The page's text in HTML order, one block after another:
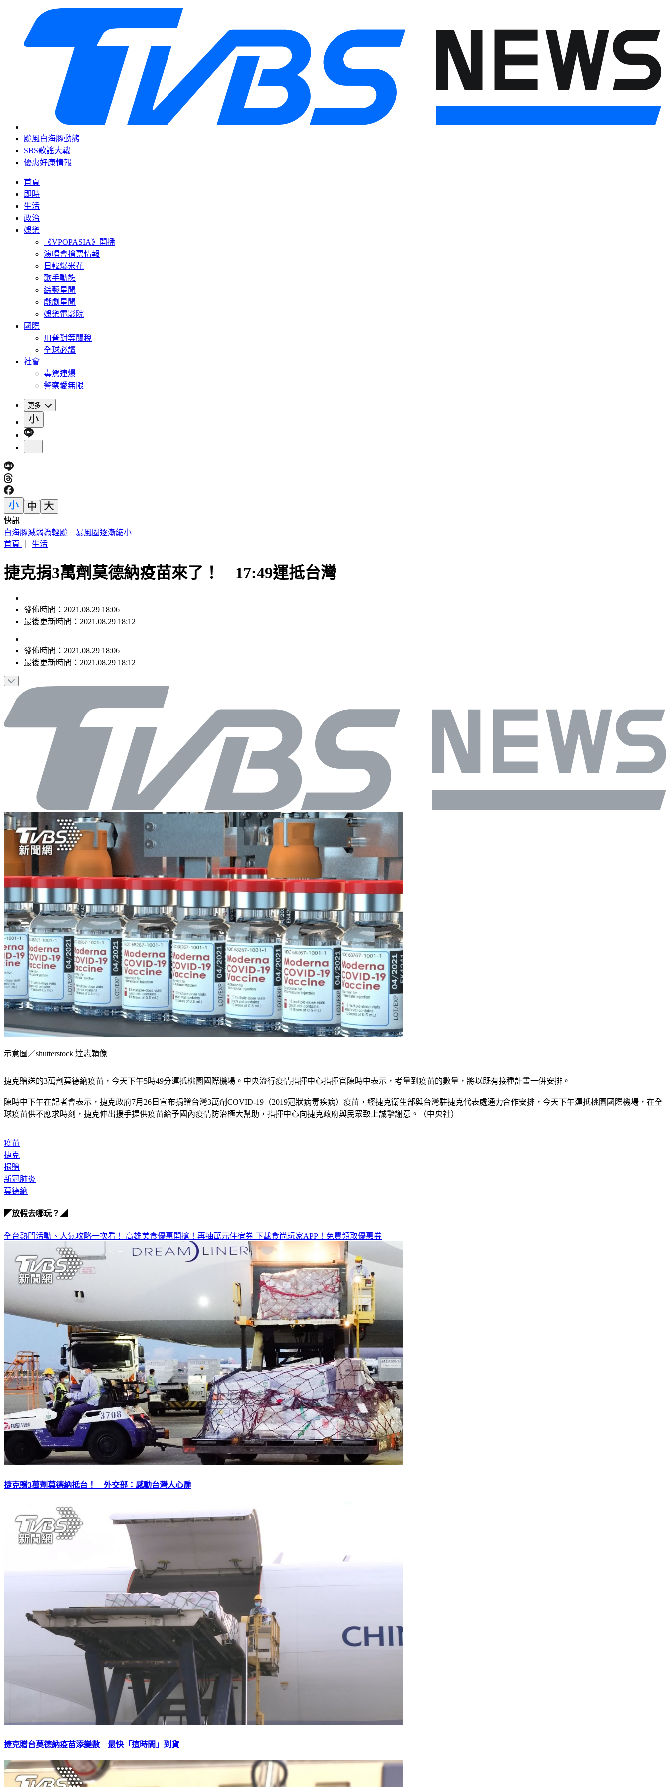
颱風白海豚動態
SBS歌謠大戰
優惠好康情報
首頁
即時
生活
政治
娛樂
《VPOPASIA》開播
演唱會搶票情報
日韓爆米花
歌手動態
綜藝星聞
戲劇星聞
娛樂電影院
國際
川普對等關稅
全球必讀
社會
毒駕連爆
警察愛無限
更多
快訊
駐歐外交官爆霸凌、徐佳青狂出國 他轟：政府官員風紀徹底棄守
首頁
生活
捷克捐3萬劑莫德納疫苗來了！ 17:49運抵台灣
發佈時間：2021.08.29 18:06
最後更新時間：2021.08.29 18:12
發佈時間： 2021.08.29 18:06
最後更新時間： 2021.08.29 18:12
示意圖／shutterstock 達志穎像
捷克贈送的3萬劑莫德納疫苗，今天下午5時49分運抵桃園國際機場。中央流行疫情指揮中心指揮官陳時中表示，考量到疫苗的數量，將以既有接種計畫一併安排。
陳時中下午在記者會表示，捷克政府7月26日宣布捐贈台灣3萬劑COVID-19（2019冠狀病毒疾病）疫苗，經捷克衛生部與台灣駐捷克代表處通力合作安排，今天下午運抵桃園國際機場，在全
球疫苗供不應求時刻，捷克伸出援手提供疫苗給予國內疫情防治極大幫助，指揮中心向捷克政府與民眾致上誠摯謝意。（中央社）
疫苗
捷克
捐贈
新冠肺炎
莫德納
◤放假去哪玩？◢
全台熱門活動、人氣攻略一次看！ 高雄美食優惠開搶！再抽萬元住宿券 下載食尚玩家APP！免費領取優惠券
捷克贈3萬劑莫德納抵台！ 外交部：感動台灣人心扉
捷克贈台莫德納疫苗添變數 最快「這時間」到貨